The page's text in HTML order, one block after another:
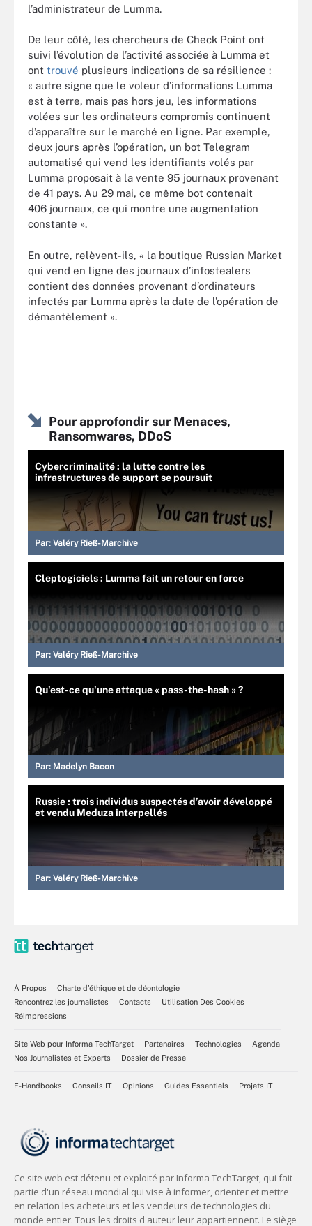
l’administrateur de Lumma.
De leur côté, les chercheurs de Check Point ont
suivi l’évolution de l’activité associée à Lumma et
ont trouvé plusieurs indications de sa résilience :
« autre signe que le voleur d’informations Lumma
est à terre, mais pas hors jeu, les informations
volées sur les ordinateurs compromis continuent
d’apparaître sur le marché en ligne. Par exemple,
deux jours après l’opération, un bot Telegram
automatisé qui vend les identifiants volés par
Lumma proposait à la vente 95 journaux provenant
de 41 pays. Au 29 mai, ce même bot contenait
406 journaux, ce qui montre une augmentation
constante ».
En outre, relèvent-ils, « la boutique Russian Market
qui vend en ligne des journaux d’infostealers
contient des données provenant d’ordinateurs
infectés par Lumma après la date de l’opération de
démantèlement ».
Pour approfondir sur Menaces,
Ransomwares, DDoS
Cybercriminalité : la lutte contre les
infrastructures de support se poursuit
Par: Valéry Rieß-Marchive
Cleptogiciels : Lumma fait un retour en force
Par: Valéry Rieß-Marchive
Qu'est-ce qu'une attaque « pass-the-hash » ?
Par: Madelyn Bacon
Russie : trois individus suspectés d’avoir développé
et vendu Meduza interpellés
Par: Valéry Rieß-Marchive
À Propos
Charte d’éthique et de déontologie
Rencontrez les journalistes
Contacts
Utilisation Des Cookies
Réimpressions
Site Web pour Informa TechTarget Partenaires Technologies
Agenda
Nos Journalistes et Experts
Dossier de Presse
E-Handbooks Conseils IT Opinions Guides Essentiels Projets IT